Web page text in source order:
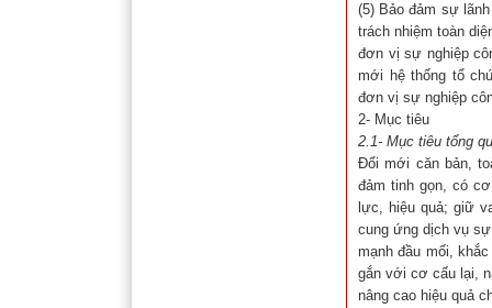
(5) Bảo đảm sự
trách nhiệm toàn
đơn vị sự nghiệp
mới hệ thống tổ
đơn vị sự nghiệp
2- Mục tiêu
2.1- Mục tiêu tổng
Đổi mới căn bản,
đảm tinh gọn, có
lực, hiệu quả; giữ
cung ứng dịch vụ
mạnh đầu mối,
gắn với cơ cấu lại,
nâng cao hiệu quả